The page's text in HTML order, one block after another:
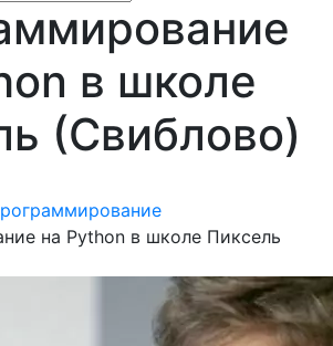
в школе
(Свиблово)
на Python в школе Пиксель